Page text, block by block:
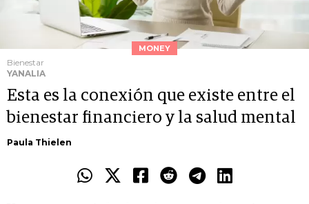
MONEY
Bienestar
YANALIA
Esta es la conexión que existe entre el
bienestar financiero y la salud mental
Paula Thielen